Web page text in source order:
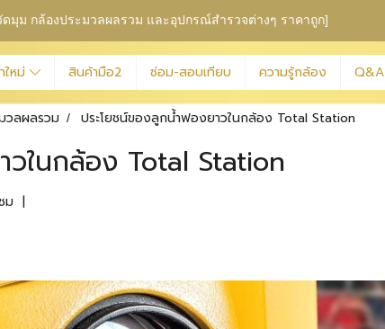
มุม กล้องประมวลผลรวม และอุปกรณ์สำรวจต่างๆ ราคาถูก]
ใหม่ สินค้ามือ2 ซ่อม-สอบเทียบ ความรู้กล้อง Q&A
วลผลรวม ประโยชน์ของลูกน้ำฟองยาวในกล้อง Total Station
วในกล้อง Total Station
ม |